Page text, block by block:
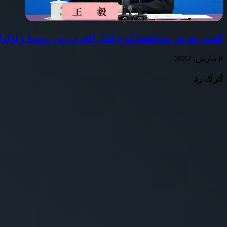
الصين تعرض وساطتها لنزع فتيل الحرب بين روسيا و
8 مارس، 2022
اترك رد